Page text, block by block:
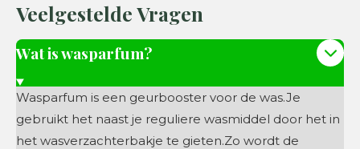
Veelgestelde Vragen
Wat is wasparfum?
Wasparfum is een geurbooster voor de was.Je
gebruikt het naast je reguliere wasmiddel door het in
het wasverzachterbakje te gieten.Zo wordt de